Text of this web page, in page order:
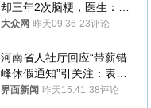
却三年2次脑梗，医生：这
样睡觉更伤身
大众网 昨天09:36 23评论
河南省人社厅回应“带薪错
峰休假通知”引关注：表述
不够准确，待修改后印发
界面新闻 昨天15:41 38评论